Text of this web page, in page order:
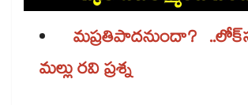
మప్రతిపాదనుందా?
మల్లు రవి ప్రశ్న